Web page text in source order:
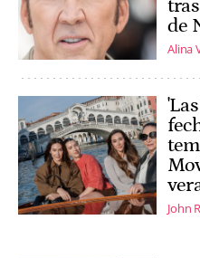
de
Alina
John